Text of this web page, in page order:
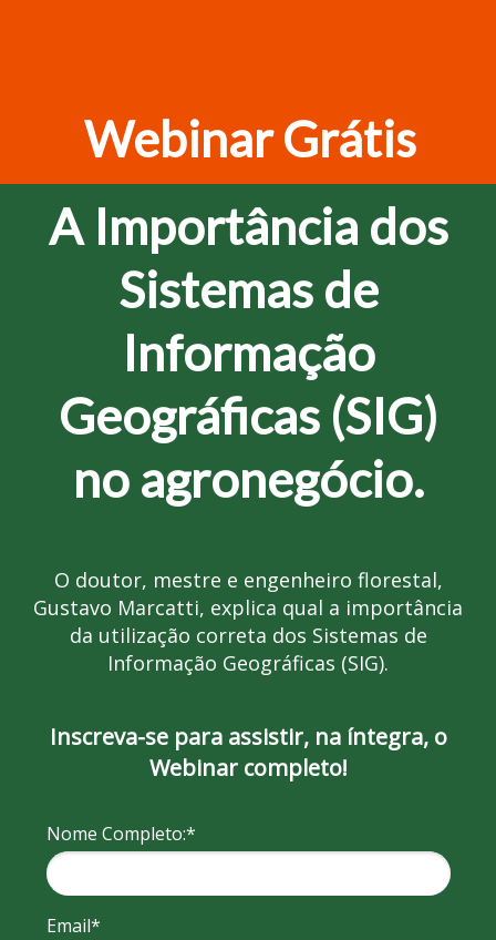
Webinar Grátis
A Importância dos
Sistemas de
Informação
Geográficas (SIG)
no agronegócio.
O doutor, mestre e engenheiro florestal,
Gustavo Marcatti, explica qual a importância
da utilização correta dos Sistemas de
Informação Geográficas (SIG).
Inscreva-se para assistir, na íntegra, o
Webinar completo!
Nome Completo:*
Email*